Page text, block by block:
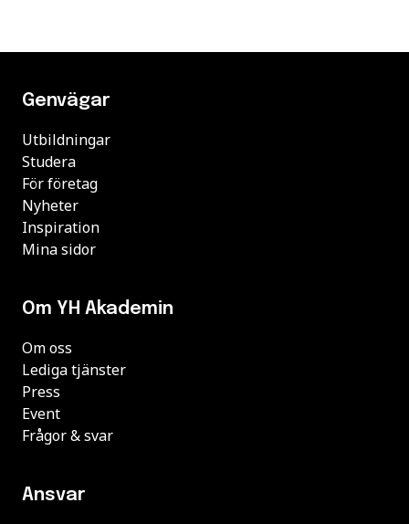
Genvägar
Utbildningar
Studera
För företag
Nyheter
Inspiration
Mina sidor
Om YH Akademin
Om oss
Lediga tjänster
Press
Event
Frågor & svar
Ansvar